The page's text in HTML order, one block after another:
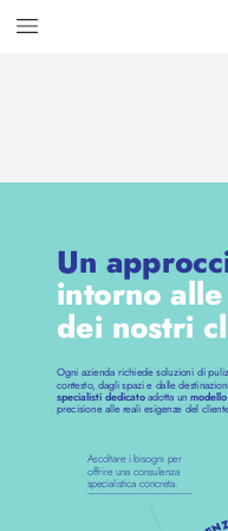
Un appr
intorno
dei nostri
Ogni azienda richiede soluzioni di
contesto, dagli spazi e dalle
specialisti dedicato adotta un
precisione alle reali esigenze del
Ascoltare i bisogni per
offrire una consulenza
specialistica concreta.